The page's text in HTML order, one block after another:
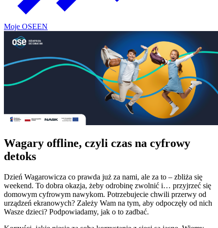
Moje OSEEN
Wagary offline, czyli czas na cyfrowy
detoks
Dzień Wagarowicza co prawda już za nami, ale za to – zbliża się
weekend. To dobra okazja, żeby odrobinę zwolnić i… przyjrzeć się
domowym cyfrowym nawykom. Potrzebujecie chwili przerwy od
urządzeń ekranowych? Zależy Wam na tym, aby odpoczęły od nich
Wasze dzieci? Podpowiadamy, jak o to zadbać.